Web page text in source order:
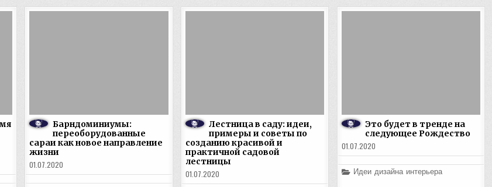
Барндоминиумы:
переоборудованные
сараи как новое направление
жизни
01.07.2020
Лестница в саду: идеи,
примеры и советы по
созданию красивой и
практичной садовой
лестницы
01.07.2020
Это будет в тренде на
следующее Рождество
01.07.2020
Posted
in
Идеи дизайна интерьера